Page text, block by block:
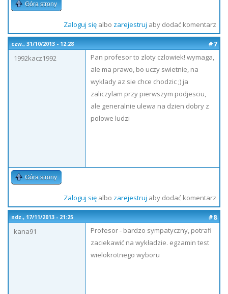
Góra strony
Zaloguj sięalbo zarejestruj aby dodać komentarz
czw., 31/10/2013 - 12:28
#7
1992kacz1992
Pan profesor to zloty czlowiek! wymaga,
ale ma prawo, bo uczy swietnie, na
wyklady az sie chce chodzic ;) ja
zaliczylam przy pierwszym podjesciu,
ale generalnie ulewa na dzien dobry z
polowe ludzi
Góra strony
Zaloguj sięalbo zarejestruj aby dodać komentarz
ndz., 17/11/2013 - 21:25
#8
kana91
Profesor - bardzo sympatyczny, potrafi
zaciekawić na wykładzie. egzamin test
wielokrotnego wyboru